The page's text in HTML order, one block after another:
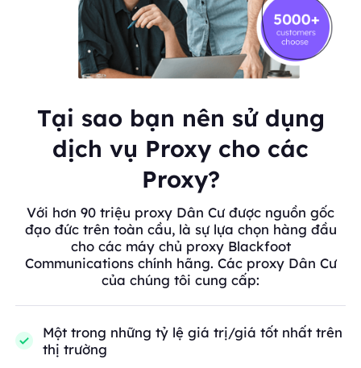
Tại sao bạn nên sử dụng
dịch vụ Proxy cho các
Proxy?
Với hơn 90 triệu proxy Dân Cư được nguồn gốc
đạo đức trên toàn cầu, là sự lựa chọn hàng đầu
cho các máy chủ proxy Blackfoot
Communications chính hãng. Các proxy Dân Cư
của chúng tôi cung cấp:
Một trong những tỷ lệ giá trị/giá tốt nhất trên
thị trường